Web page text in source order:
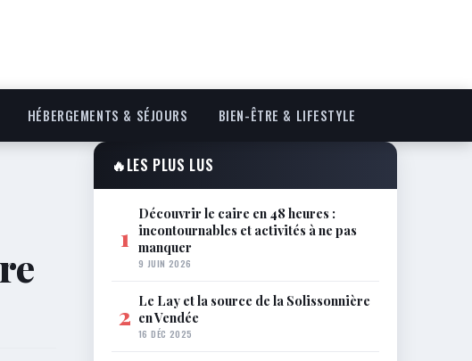
HÉBERGEMENTS & SÉJOURS BIEN-ÊTRE & LIFESTYLE
🔥LES PLUS LUS
1
Découvrir le caire en 48 heures :
incontournables et activités à ne pas
manquer
9 JUIN 2026
2 Le Lay et la source de la Solissonnière
en Vendée
16 DÉC 2025